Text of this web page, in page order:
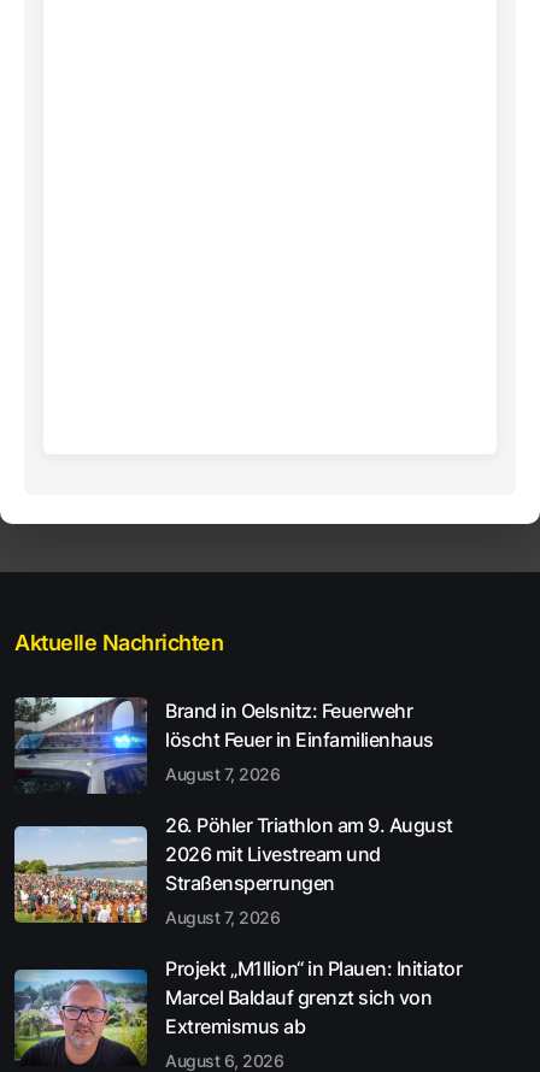
Aktuelle Nachrichten
Brand in Oelsnitz: Feuerwehr
löscht Feuer in Einfamilienhaus
August 7, 2026
26. Pöhler Triathlon am 9. August
2026 mit Livestream und
Straßensperrungen
August 7, 2026
Projekt „M1llion“ in Plauen: Initiator
Marcel Baldauf grenzt sich von
Extremismus ab
August 6, 2026